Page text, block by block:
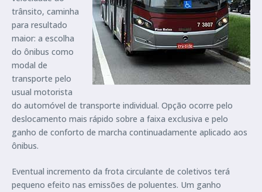
trânsito, caminha
para resultado
maior: a escolha
do ônibus como
modal de
transporte pelo
usual motorista
do automóvel de transporte individual. Opção ocorre pelo
deslocamento mais rápido sobre a faixa exclusiva e pelo
ganho de conforto de marcha continuadamente aplicado aos
ônibus.
Eventual incremento da frota circulante de coletivos terá
pequeno efeito nas emissões de poluentes. Um ganho